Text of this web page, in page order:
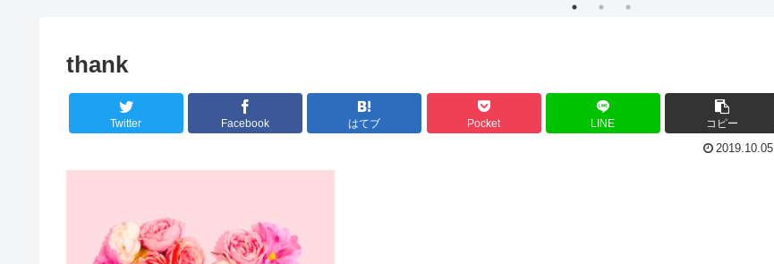
thank
Twitter Facebook はてブ Pocket LINE コピー
2019.10.05